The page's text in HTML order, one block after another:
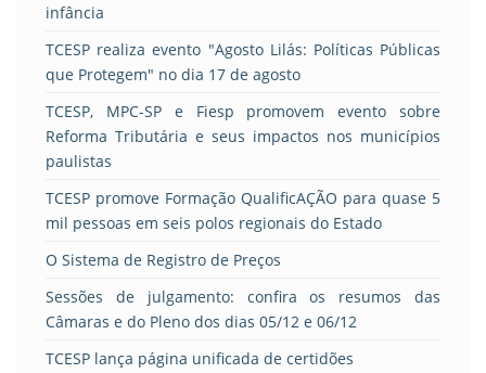
infância
TCESP realiza evento "Agosto Lilás: Políticas Públicas
que Protegem" no dia 17 de agosto
TCESP, MPC-SP e Fiesp promovem evento sobre
Reforma Tributária e seus impactos nos municípios
paulistas
TCESP promove Formação QualificAÇÃO para quase 5
mil pessoas em seis polos regionais do Estado
O Sistema de Registro de Preços
Sessões de julgamento: confira os resumos das
Câmaras e do Pleno dos dias 05/12 e 06/12
TCESP lança página unificada de certidões